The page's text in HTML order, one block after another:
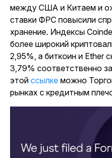
между США и Китаем и
ставки ФРС повысили
хранение. Индексы
более широкий
2,95%, а биткоин и Ether
3,79% соответственно
этой ссылке можно
рынках с кредитным